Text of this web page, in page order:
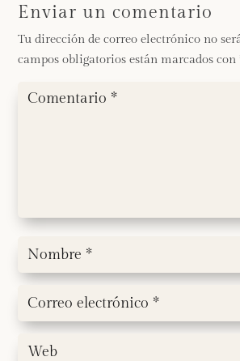
Enviar un comentario
Tu dirección de correo electrónico no
campos obligatorios están marcados con